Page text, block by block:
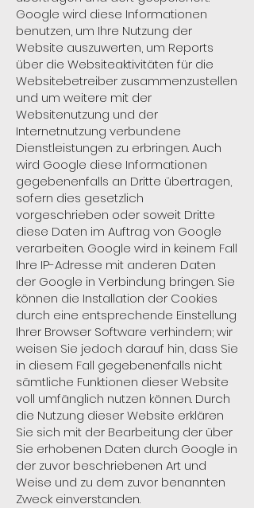
Google wird diese Informationen
benutzen, um Ihre Nutzung der
Website auszuwerten, um Reports
über die Websiteaktivitäten für die
Websitebetreiber zusammenzustellen
und um weitere mit der
Websitenutzung und der
Internetnutzung verbundene
Dienstleistungen zu erbringen. Auch
wird Google diese Informationen
gegebenenfalls an Dritte übertragen,
sofern dies gesetzlich
vorgeschrieben oder soweit Dritte
diese Daten im Auftrag von Google
verarbeiten. Google wird in keinem Fall
Ihre IP-Adresse mit anderen Daten
der Google in Verbindung bringen. Sie
können die Installation der Cookies
durch eine entsprechende Einstellung
Ihrer Browser Software verhindern; wir
weisen Sie jedoch darauf hin, dass Sie
in diesem Fall gegebenenfalls nicht
sämtliche Funktionen dieser Website
voll umfänglich nutzen können. Durch
die Nutzung dieser Website erklären
Sie sich mit der Bearbeitung der über
Sie erhobenen Daten durch Google in
der zuvor beschriebenen Art und
Weise und zu dem zuvor benannten
Zweck einverstanden.